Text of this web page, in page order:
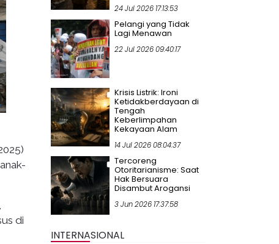
di
24 Jul 2026 17:13:53
Pelangi yang Tidak
Lagi Menawan
22 Jul 2026 09:40:17
Krisis Listrik: Ironi
Ketidakberdayaan di
Tengah
Keberlimpahan
Kekayaan Alam
14 Jul 2026 08:04:37
Tercoreng
Otoritarianisme: Saat
Hak Bersuara
Disambut Arogansi
3 Jun 2026 17:37:58
INTERNASIONAL